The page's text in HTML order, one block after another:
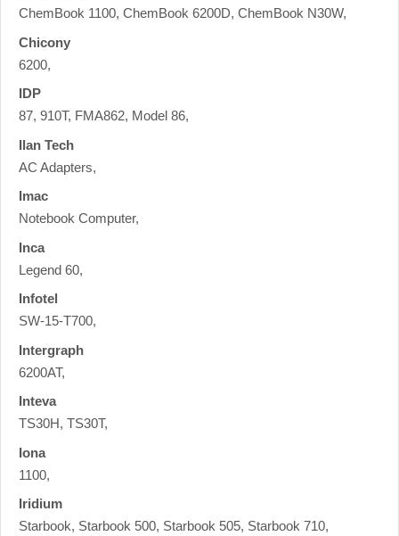
ChemBook 1100, ChemBook 6200D, ChemBook N30W,
Chicony
6200,
IDP
87, 910T, FMA862, Model 86,
Ilan Tech
AC Adapters,
Imac
Notebook Computer,
Inca
Legend 60,
Infotel
SW-15-T700,
Intergraph
6200AT,
Inteva
TS30H, TS30T,
Iona
1100,
Iridium
Starbook, Starbook 500, Starbook 505, Starbook 710,